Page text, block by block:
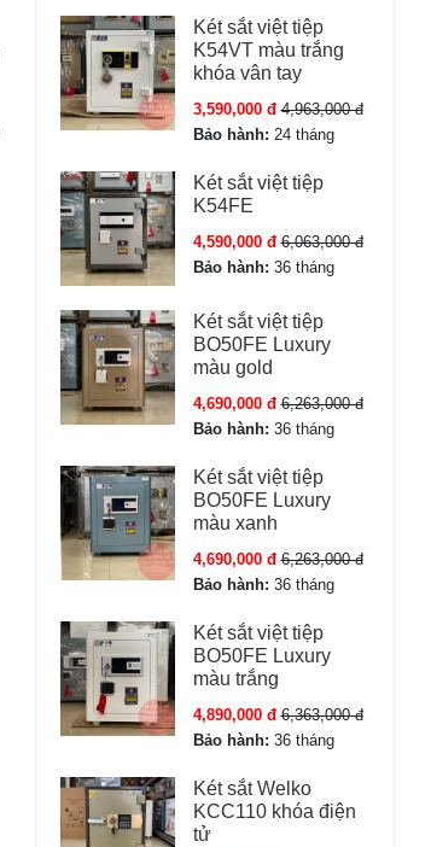
Két sắt việt tiệp
K54VT màu trắng
khóa vân tay
3,590,000 đ 4,963,000 đ
Bảo hành: 24 tháng
Két sắt việt tiệp
K54FE
4,590,000 đ 6,063,000 đ
Bảo hành: 36 tháng
Két sắt việt tiệp
BO50FE Luxury
màu gold
4,690,000 đ 6,263,000 đ
Bảo hành: 36 tháng
Két sắt việt tiệp
BO50FE Luxury
màu xanh
4,690,000 đ 6,263,000 đ
Bảo hành: 36 tháng
Két sắt việt tiệp
BO50FE Luxury
màu trắng
4,890,000 đ 6,363,000 đ
Bảo hành: 36 tháng
Két sắt Welko
KCC110 khóa điện
tử